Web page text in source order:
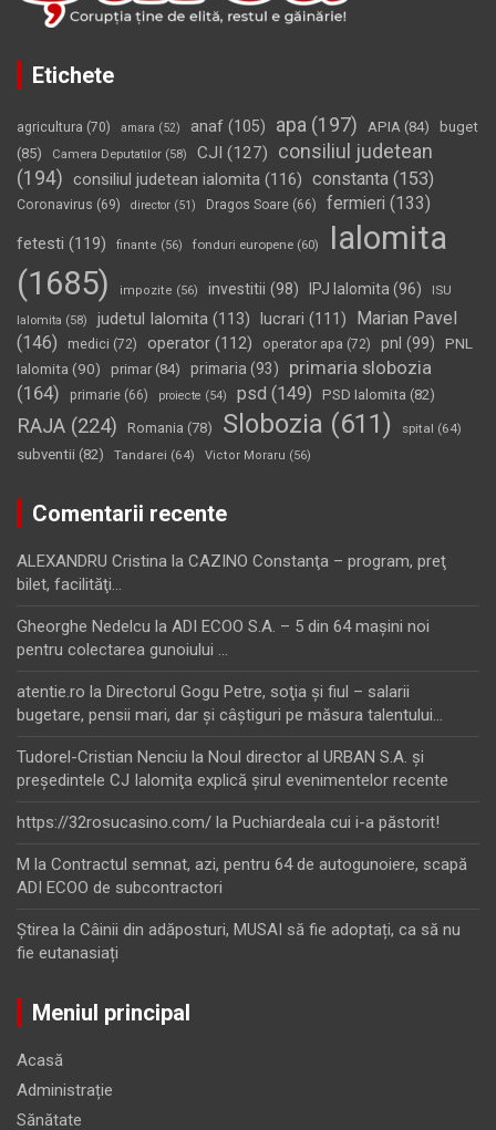
Etichete
agricultura (70) amara (52) anaf (105) apa (197) APIA (84)
buget
(85)
Camera Deputatilor (58) CJI (127)
consiliul judetean
(194) consiliul judetean ialomita (116) constanta (153)
Coronavirus (69) director (51) Dragos Soare (66) fermieri (133)
fetesti (119) finante (56) fonduri europene (60)
Ialomita
(1685)
impozite (56) investitii (98) IPJ Ialomita (96) ISU
Ialomita (58) judetul Ialomita (113) lucrari (111)
Marian Pavel
(146)
medici (72) operator (112) operator apa (72) pnl (99)
PNL
Ialomita (90) primar(84) primaria (93)
primaria slobozia
(164)
primarie (66) proiecte (54) psd (149) PSD Ialomita (82)
RAJA (224) Romania (78) Slobozia (611) spital (64)
subventii (82) Tandarei (64) Victor Moraru (56)
Comentarii recente
ALEXANDRU Cristina la CAZINO Constanţa – program, preţ
bilet, facilităţi…
Gheorghe Nedelcu la ADI ECOO S.A. – 5 din 64 maşini noi
pentru colectarea gunoiului …
atentie.ro la Directorul Gogu Petre, soţia şi fiul – salarii
bugetare, pensii mari, dar şi câştiguri pe măsura talentului…
Tudorel-Cristian Nenciu la Noul director al URBAN S.A. şi
preşedintele CJ Ialomiţa explică şirul evenimentelor recente
https://32rosucasino.com/ la Puchiardeala cui i-a păstorit!
M la Contractul semnat, azi, pentru 64 de autogunoiere, scapă
ADI ECOO de subcontractori
Ştirea la Câinii din adăposturi, MUSAI să fie adoptați, ca să nu
fie eutanasiați
Meniul principal
Acasă
Administrație
Sănătate